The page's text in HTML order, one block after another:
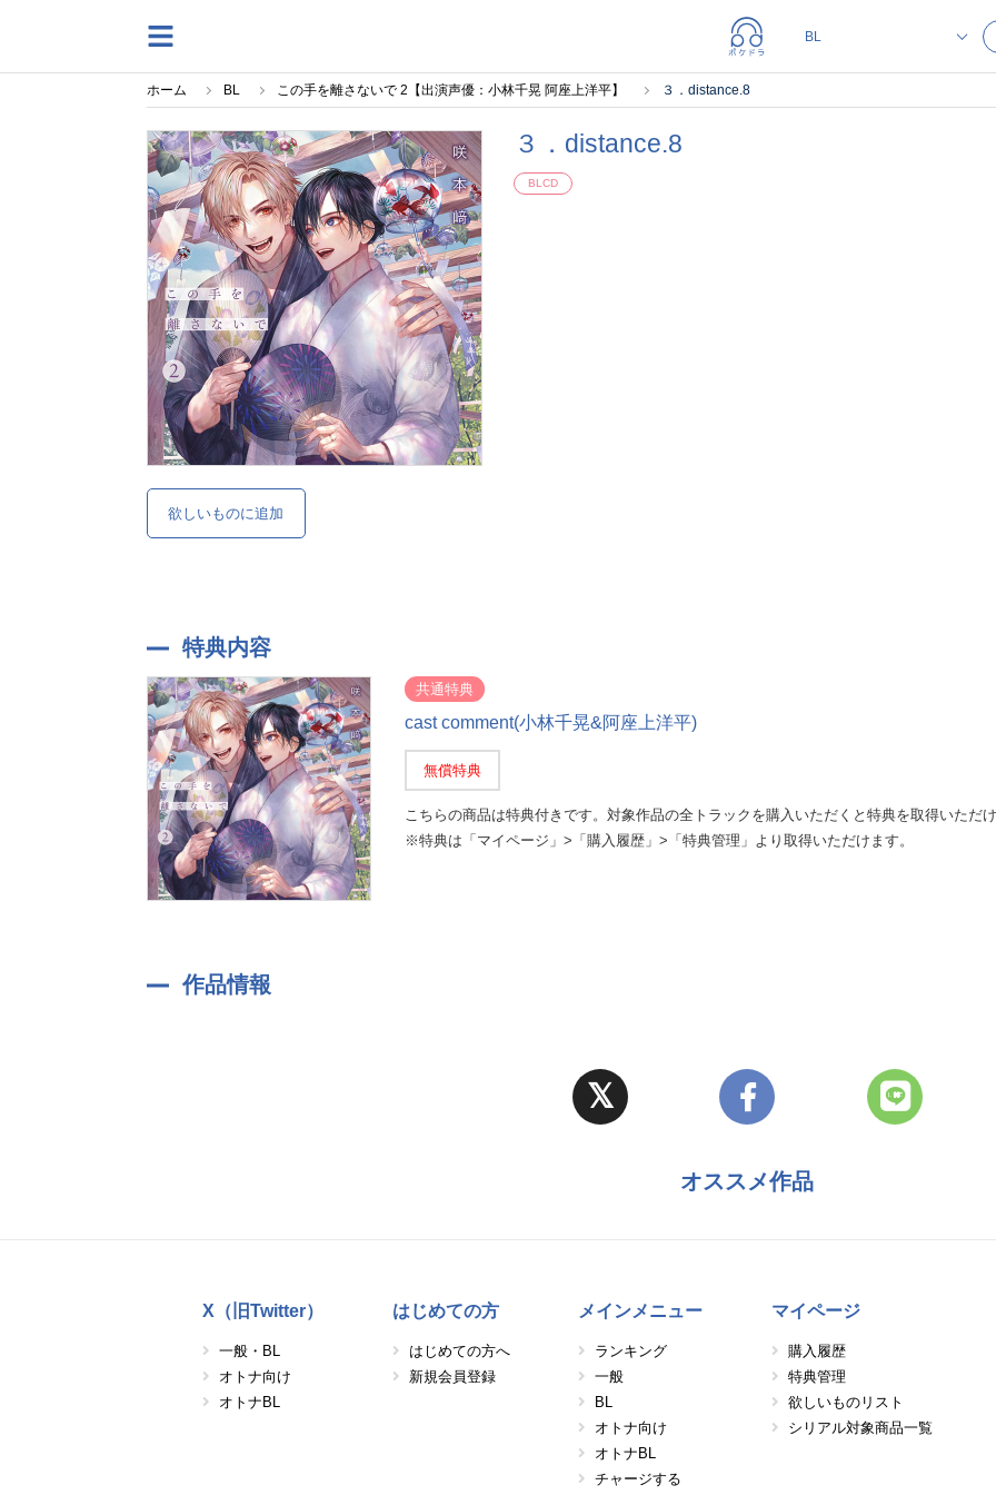
ホーム BL この手を離さないで 2【出演声優：小林千晃 阿座上洋平】 ３．distance.8
欲しいものに追加
３．distance.8
BLCD
特典内容
共通特典
cast comment(小林千晃&阿座上洋平)
無償特典
こちらの商品は特典付きです。対象作品の全トラックを購入いただくと特典を取得いただ
※特典は「マイページ」>「購入履歴」>「特典管理」より取得いただけます。
作品情報
オススメ作品
X（旧Twitter）
一般・BL
オトナ向け
オトナBL
はじめての方
はじめての方へ
新規会員登録
メインメニュー
ランキング
一般
BL
オトナ向け
オトナBL
チャージする
マイページ
購入履歴
特典管理
欲しいものリスト
シリアル対象商品一覧